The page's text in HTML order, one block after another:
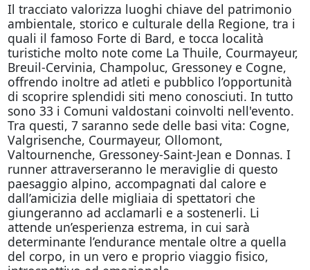
Il tracciato valorizza luoghi chiave del patrimonio
ambientale, storico e culturale della Regione, tra i
quali il famoso Forte di Bard, e tocca località
turistiche molto note come La Thuile, Courmayeur,
Breuil-Cervinia, Champoluc, Gressoney e Cogne,
offrendo inoltre ad atleti e pubblico l’opportunità
di scoprire splendidi siti meno conosciuti. In tutto
sono 33 i Comuni valdostani coinvolti nell'evento.
Tra questi, 7 saranno sede delle basi vita: Cogne,
Valgrisenche, Courmayeur, Ollomont,
Valtournenche, Gressoney-Saint-Jean e Donnas. I
runner attraverseranno le meraviglie di questo
paesaggio alpino, accompagnati dal calore e
dall’amicizia delle migliaia di spettatori che
giungeranno ad acclamarli e a sostenerli. Li
attende un’esperienza estrema, in cui sarà
determinante l’endurance mentale oltre a quella
del corpo, in un vero e proprio viaggio fisico,